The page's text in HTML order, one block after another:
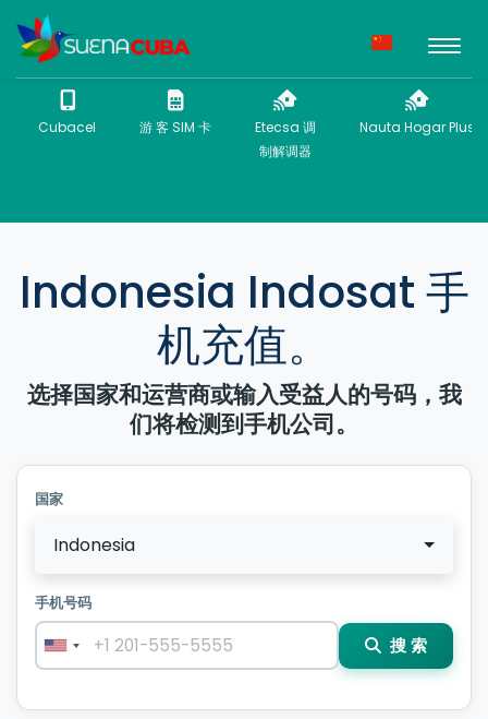
Cubacel 游 客 SIM 卡
Etecsa 调
制解调器
Nauta Hogar Plus
Indonesia Indosat 手
机充值。
选择国家和运营商或输入受益人的号码，我
们将检测到手机公司。
国家
Indonesia
手机号码
搜 索